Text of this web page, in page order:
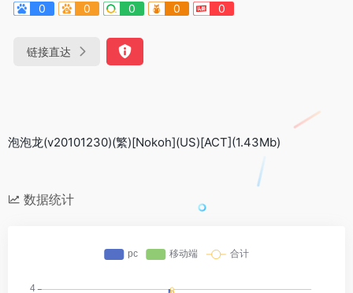
0
0 0 0 0
链接直达
泡泡龙(v20101230)(繁)[Nokoh](US)[ACT](1.43Mb)
数据统计